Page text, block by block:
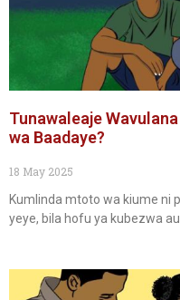
Tunawaleaje
wa Baadaye?
18 May 2025
Kumlinda mtoto wa kiume ni
yeye, bila hofu ya kubezwa